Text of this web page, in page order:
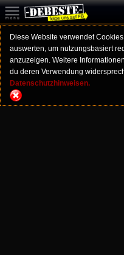
Diese Website verwendet
auswerten, um nutzungsbasiert
anzuzeigen. Weitere
du deren Verwendung
Datenschutzhinweisen.